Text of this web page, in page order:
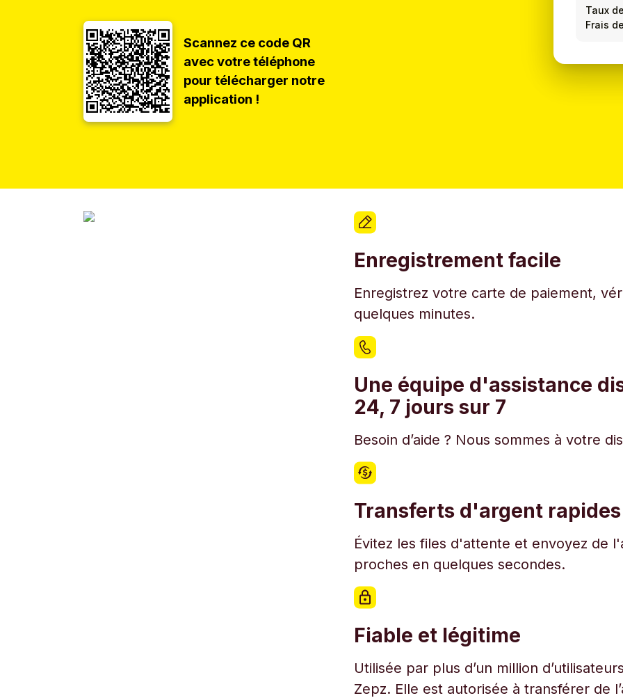
Scannez ce code QR
avec votre téléphone
pour télécharger notre
application !
Taux
Frais
Enregistrement facile
Enregistrez votre carte de paiement,
quelques minutes.
Une équipe d'assistance
24, 7 jours sur 7
Besoin d’aide ? Nous sommes à votre
Transferts d'argent
Évitez les files d'attente et envoyez de
proches en quelques secondes.
Fiable et légitime
Utilisée par plus d’un million
Zepz. Elle est autorisée à transférer de